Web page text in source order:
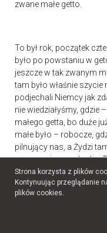
zwane małe getto.
To był rok, początek
było po powstaniu w
jeszcze w tak zwanym
tam było właśnie
podjechali Niemcy jak
nie wiedziałyśmy, gdzie
małego getta, bo duże
małe było – robocze,
pilnujący nas, a Żydzi
przy szyciu mundurów.
szyciu mundurów
wykańczalni, to znaczy
haftki, „adlery” na
Strona korzysta z plików
Kontynuując przeglądanie
plików cookies.